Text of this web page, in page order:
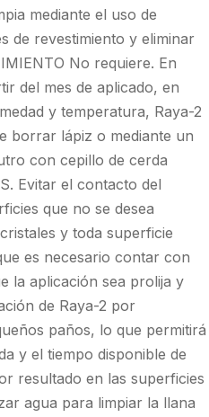
mediante el uso de
de revestimiento y eliminar
No requiere. En
del mes de aplicado, en
y temperatura, Raya-2
borrar lápiz o mediante un
con cepillo de cerda
Evitar el contacto del
que no se desea
y toda superficie
es necesario contar con
la aplicación sea prolija y
de Raya-2 por
paños, lo que permitirá
y el tiempo disponible de
resultado en las superficies
agua para limpiar la llana